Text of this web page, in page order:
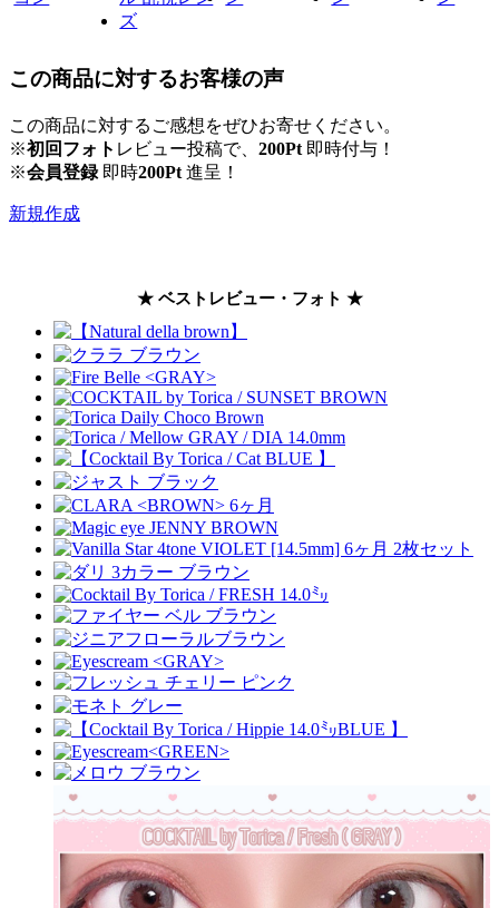
この商品に対するお客様の声
この商品に対するご感想をぜひお寄せください。
※初回フォト レビュー投稿で、 200Pt 即時付与！
※会員登録即時200Pt 進呈！
新規作成
★ ベストレビュー・フォト ★